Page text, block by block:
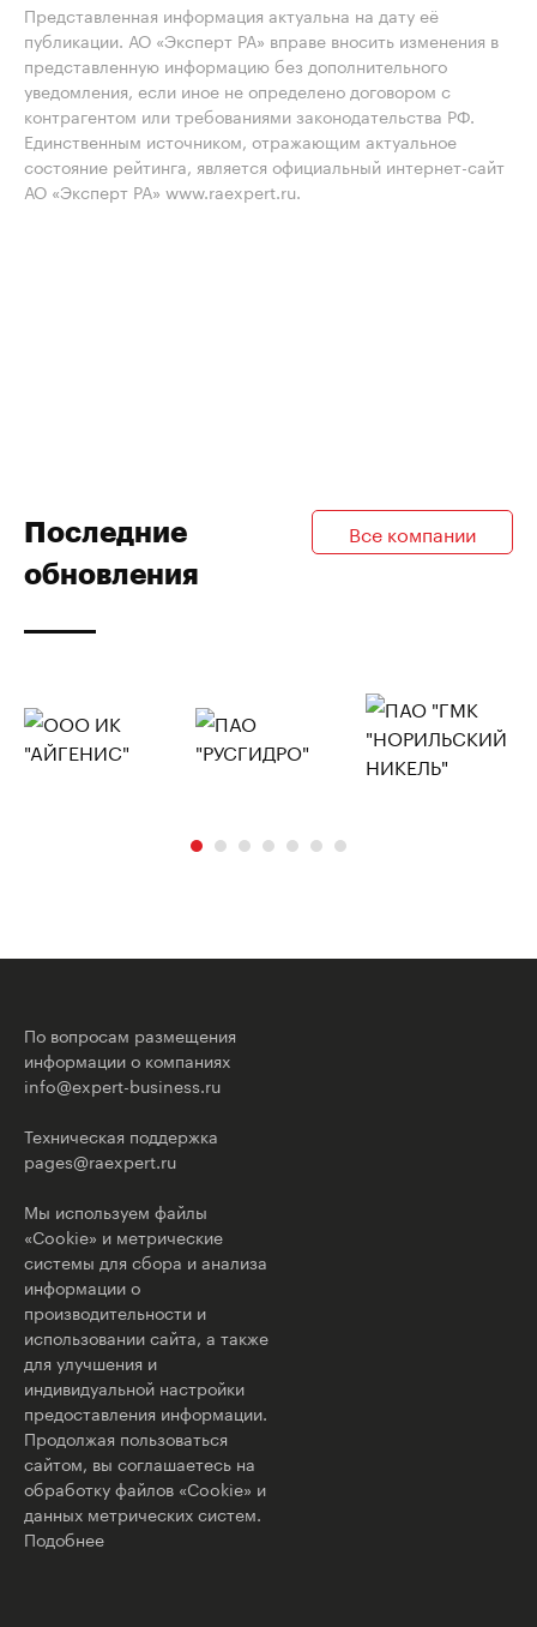
Представленная информация актуальна на дату её
публикации. АО «Эксперт РА» вправе вносить изменения в
представленную информацию без дополнительного
уведомления, если иное не определено договором с
контрагентом или требованиями законодательства РФ.
Единственным источником, отражающим актуальное
состояние рейтинга, является официальный интернет-сайт
АО «Эксперт РА» www.raexpert.ru.
Последние
обновления
Все компании
По вопросам размещения
информации о компаниях
info@expert-business.ru
Техническая поддержка
pages@raexpert.ru
Мы используем файлы
«Cookie» и метрические
системы для сбора и анализа
информации о
производительности и
использовании сайта, а также
для улучшения и
индивидуальной настройки
предоставления информации.
Продолжая пользоваться
сайтом, вы соглашаетесь на
обработку файлов «Cookie» и
данных метрических систем.
Подобнее